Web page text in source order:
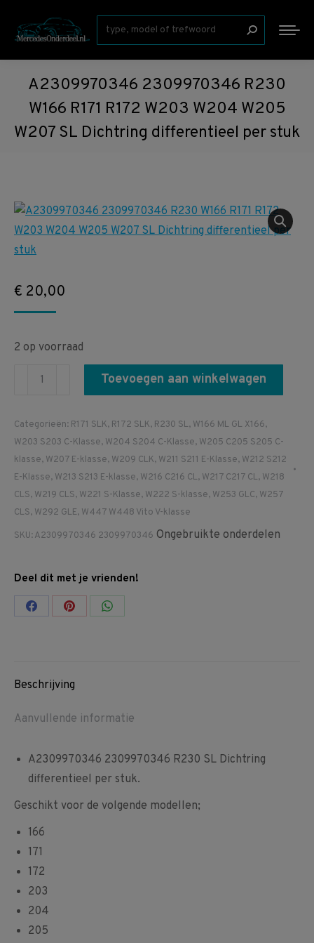
Zoeken:
A2309970346 2309970346 R230
W166 R171 R172 W203 W204 W205
W207 SL Dichtring differentieel per stuk
€ 20,00
2 op voorraad
A2309970346
W166
R171
R172
W203
W204
W205
SL
differentieel
Toevoegen aan winkelwagen
Categorieën: R171 SLK, R172 SLK, R230 SL, W166 ML GL X166,
W203 S203 C-Klasse, W204 S204 C-Klasse, W205 C205 S205 C-
klasse, W207 E-klasse, W209 CLK, W211 S211 E-Klasse, W212 S212
E-Klasse, W213 S213 E-klasse, W216 C216 CL, W217 C217 CL, W218
CLS, W219 CLS, W221 S-Klasse, W222 S-klasse, W253 GLC, W257
CLS, W292 GLE, W447 W448 Vito V-klasse
SKU:A2309970346 2309970346 Ongebruikte onderdelen
Deel dit met je vrienden!
Share Share Share
Beschrijving
Aanvullende informatie
A2309970346 2309970346 R230 SL Dichtring
differentieel per stuk.
Geschikt voor de volgende modellen;
166
171
172
203
204
205